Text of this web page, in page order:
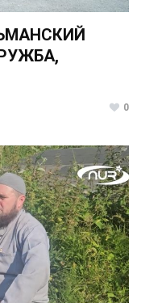
0